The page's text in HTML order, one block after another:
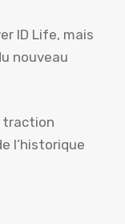
ID Life, mais
nouveau
traction
l’historique